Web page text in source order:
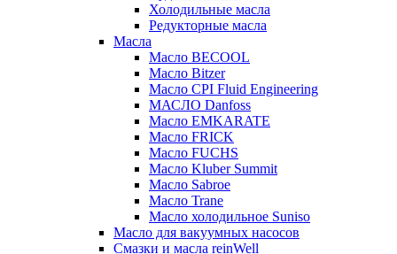
Холодильные масла
Редукторные масла
Масла
Масло BECOOL
Масло Bitzer
Масло CPI Fluid Engineering
МАСЛО Danfoss
Масло EMKARATE
Масло FRICK
Масло FUCHS
Масло Kluber Summit
Масло Sabroe
Масло Trane
Масло холодильное Suniso
Масло для вакуумных насосов
Смазки и масла reinWell